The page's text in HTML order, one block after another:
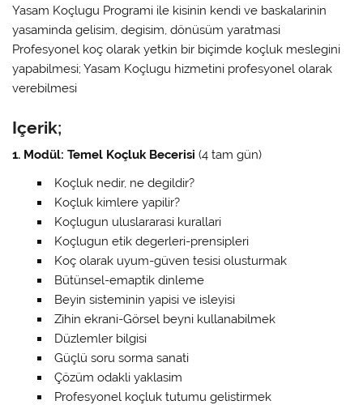
Yasam Koçlugu Programi ile kisinin kendi ve baskalarinin
yasaminda gelisim, degisim, dönüsüm yaratmasi
Profesyonel koç olarak yetkin bir biçimde koçluk meslegini
yapabilmesi; Yasam Koçlugu hizmetini profesyonel olarak
verebilmesi
Içerik;
1. Modül: Temel Koçluk Becerisi (4 tam gün)
Koçluk nedir, ne degildir?
Koçluk kimlere yapilir?
Koçlugun uluslararasi kurallari
Koçlugun etik degerleri-prensipleri
Koç olarak uyum-güven tesisi olusturmak
Bütünsel-emaptik dinleme
Beyin sisteminin yapisi ve isleyisi
Zihin ekrani-Görsel beyni kullanabilmek
Düzlemler bilgisi
Güçlü soru sorma sanati
Çözüm odakli yaklasim
Profesyonel koçluk tutumu gelistirmek